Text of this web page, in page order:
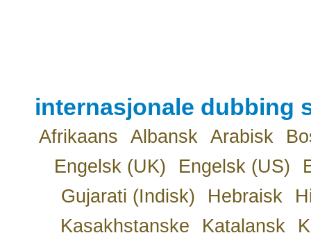
internasjonale dubbing
Afrikaans Albansk Arabisk
Engelsk (UK)
Engelsk (US)
Gujarati (Indisk)
Hebraisk
Kasakhstanske
Katalansk